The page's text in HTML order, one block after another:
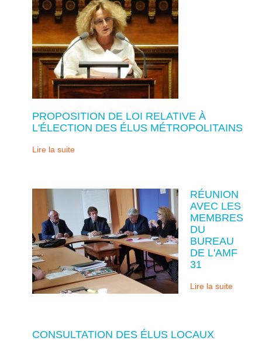
PROPOSITION DE LOI RELATIVE À
L'ÉLECTION DES ÉLUS MÉTROPOLITAINS
Lire la suite
RÉUNION
AVEC LES
MEMBRES
DU
BUREAU
DE L'AMF
31
Lire la suite
CONSULTATION DES ÉLUS LOCAUX